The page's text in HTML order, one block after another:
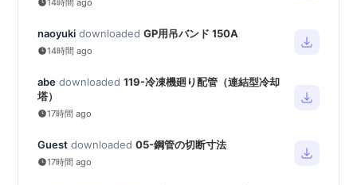
naoyuki downloaded GP用吊バンド 150A
14時間 ago
abe downloaded 119-冷凍機廻り配管（連結型冷却
塔）
17時間 ago
Guest downloaded 05-鋼管の切断寸法
17時間 ago